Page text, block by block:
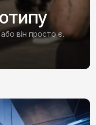
він просто є.